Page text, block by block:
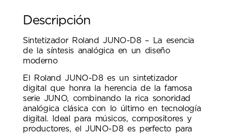
Descripción
Sintetizador Roland JUNO-D8 – La esencia
de la síntesis analógica en un diseño
moderno
El Roland JUNO-D8 es un sintetizador
digital que honra la herencia de la famosa
serie JUNO, combinando la rica sonoridad
analógica clásica con lo último en tecnología
digital. Ideal para músicos, compositores y
productores, el JUNO-D8 es perfecto para